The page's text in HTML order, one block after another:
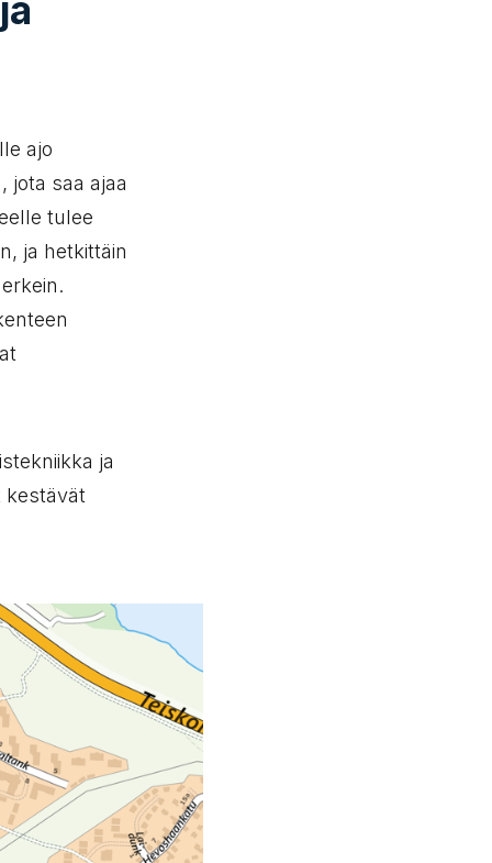
ajo
jota saa ajaa
tulee
ja hetkittäin
ja
kestävät